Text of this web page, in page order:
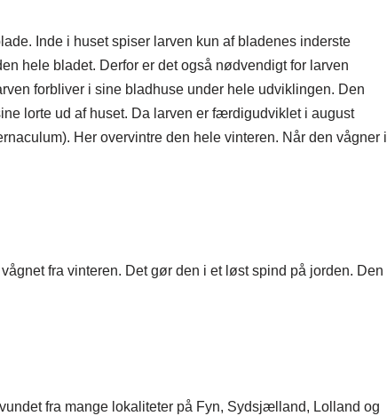
Inde i huset spiser larven kun af bladenes inderste
hele bladet. Derfor er det også nødvendigt for larven
forbliver i sine bladhuse under hele udviklingen. Den
lorte ud af huset. Da larven er færdigudviklet i august
Her overvintre den hele vinteren. Når den vågner i
fra vinteren. Det gør den i et løst spind på jorden. Den
fra mange lokaliteter på Fyn, Sydsjælland, Lolland og